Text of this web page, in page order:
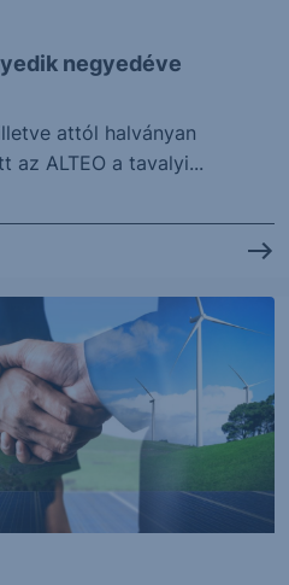
negyedéve
attól halványan
az ALTEO a tavalyi...